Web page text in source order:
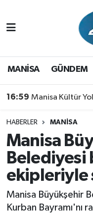
MANİSA GÜNDEM
16:59 Manisa Kültür Yolu Festivali'nde
HABERLER MANİSA
Manisa
Belediyesi
ekipleriyle
Manisa Büyükşehir
Kurban Bayramı'nı
GÜNDEM
SPOR
YAŞAM
RESMİ REKLAM
Hava Durumu
Trafik Durumu
Son Dakika
Haber Arşivi